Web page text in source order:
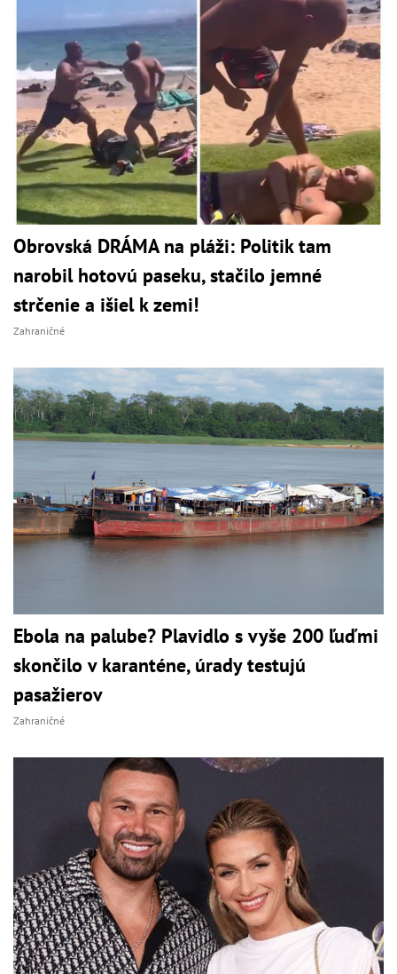
Obrovská DRÁMA na pláži: Politik tam
narobil hotovú paseku, stačilo jemné
strčenie a išiel k zemi!
Zahraničné
Ebola na palube? Plavidlo s vyše 200 ľuďmi
skončilo v karanténe, úrady testujú
pasažierov
Zahraničné